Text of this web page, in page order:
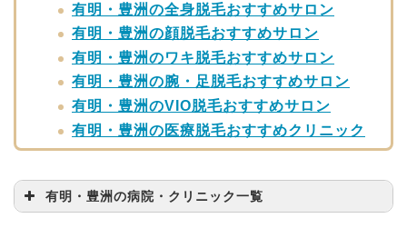
有明・豊洲の全身脱毛おすすめサロン
有明・豊洲の顔脱毛おすすめサロン
有明・豊洲のワキ脱毛おすすめサロン
有明・豊洲の腕・足脱毛おすすめサロン
有明・豊洲のVIO脱毛おすすめサロン
有明・豊洲の医療脱毛おすすめクリニック
有明・豊洲の病院・クリニック一覧